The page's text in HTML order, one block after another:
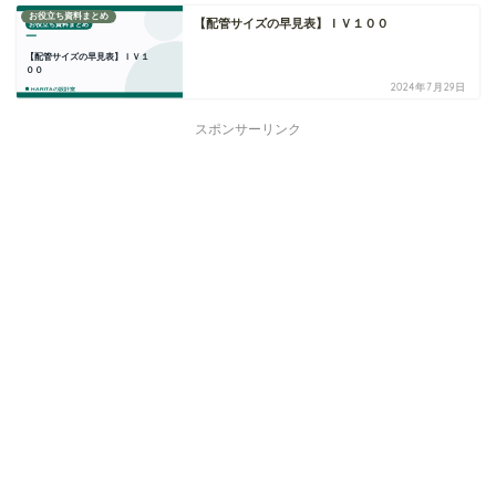
お役立ち資料まとめ
【配管サイズの早見表】ＩＶ１００
2024年7月29日
スポンサーリンク